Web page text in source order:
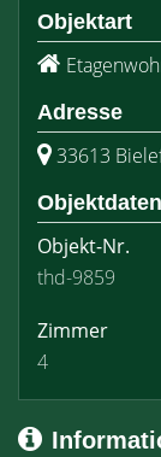
Objektart
Adresse
33613
Objektdaten
Objekt-Nr.
thd-9859
Zimmer
4